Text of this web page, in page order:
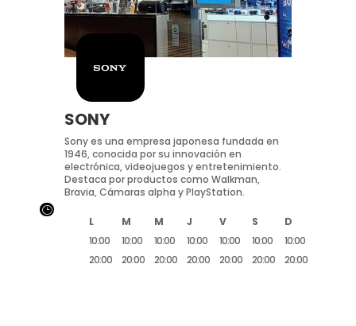
SONY
Sony es una empresa japonesa fundada en
1946, conocida por su innovación en
electrónica, videojuegos y entretenimiento.
Destaca por productos como Walkman,
Bravia, Cámaras alpha y PlayStation.
L M M J V S
D
10:00
20:00
10:00
20:00
10:00
20:00
10:00
20:00
10:00
20:00
10:00
20:00
10:00
20:00
}